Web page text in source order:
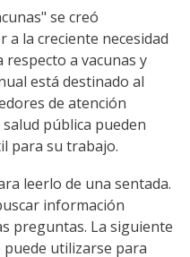
to sidebar nav
se creó
la creciente necesidad
a vacunas y
está destinado al
de atención
pública pueden
para su trabajo.
leerlo de una sentada.
información
preguntas. La siguiente
puede utilizarse para